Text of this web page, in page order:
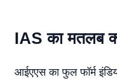
IAS का मतलब
आईएएस का फुल फॉर्म